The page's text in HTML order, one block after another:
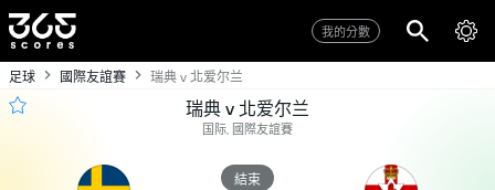
我的分數
足球 國際友誼賽 瑞典 v 北爱尔兰
瑞典 v 北爱尔兰
国际, 國際友誼賽
結束